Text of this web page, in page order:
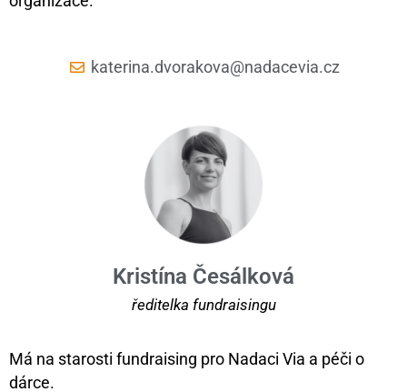
katerina.dvorakova@nadacevia.cz
Kristína Česálková
ředitelka fundraisingu
Má na starosti fundraising pro Nadaci Via a péči o
dárce.